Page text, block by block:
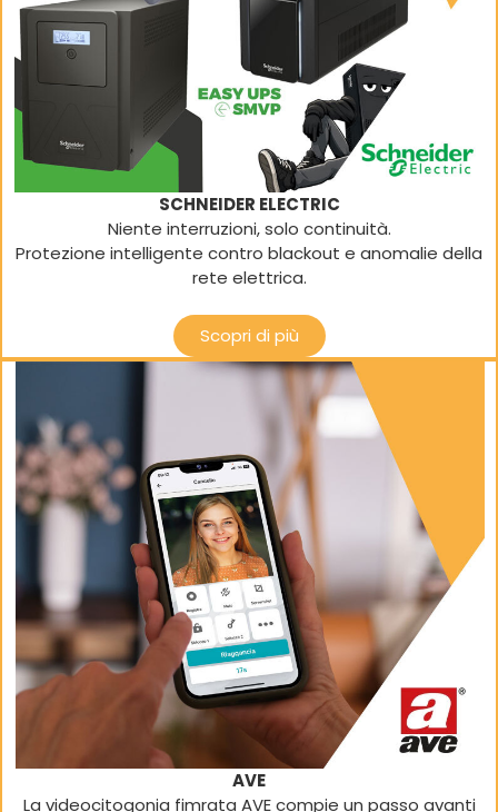
SCHNEIDER ELECTRIC
Niente interruzioni, solo continuità.
Protezione intelligente contro blackout e anomalie della
rete elettrica.
Scopri di più
AVE
La videocitogonia fimrata AVE compie un passo avanti